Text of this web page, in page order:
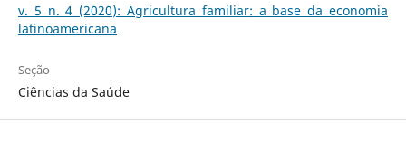
v. 5 n. 4 (2020): Agricultura familiar: a base da economia
latinoamericana
Seção
Ciências da Saúde